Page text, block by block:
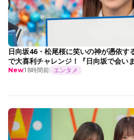
日向坂46・松尾桜に笑いの神が憑依す
で大喜利チャレンジ！『日向坂で会い
New18時間前 エンタメ